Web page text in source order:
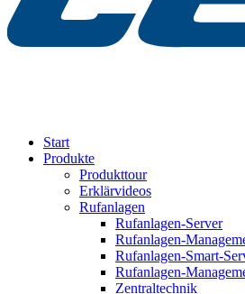
Start
Produkte
Produkttour
Erklärvideos
Rufanlagen
Rufanlagen-Server
Rufanlagen-
Rufanlagen-Smart-
Rufanlagen-
Zentraltechnik